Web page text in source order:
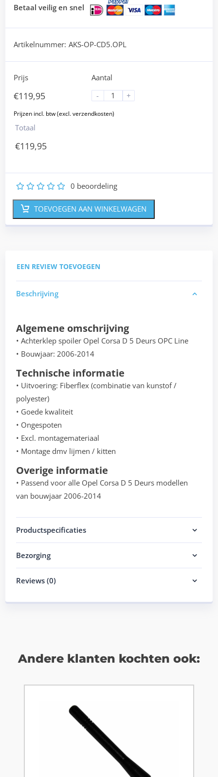
Betaal veilig en snel
Artikelnummer: AKS-OP-CD5.OPL
Prijs
€119,95
Aantal
-
+
Totaal
€119,95
5
4
3
2 0 beoordeling
TOEVOEGEN AAN WINKELWAGEN
EEN REVIEW TOEVOEGEN
Beschrijving
Algemene omschrijving
• Achterklep spoiler Opel Corsa D 5 Deurs OPC Line
• Bouwjaar: 2006-2014
Technische informatie
• Uitvoering: Fiberflex (combinatie van kunstof /
polyester)
• Goede kwaliteit
• Ongespoten
• Excl. montagemateriaal
• Montage dmv lijmen / kitten
Overige informatie
• Passend voor alle Opel Corsa D 5 Deurs modellen
van bouwjaar 2006-2014
Productspecificaties
Bezorging
Reviews (0)
Andere klanten kochten ook: